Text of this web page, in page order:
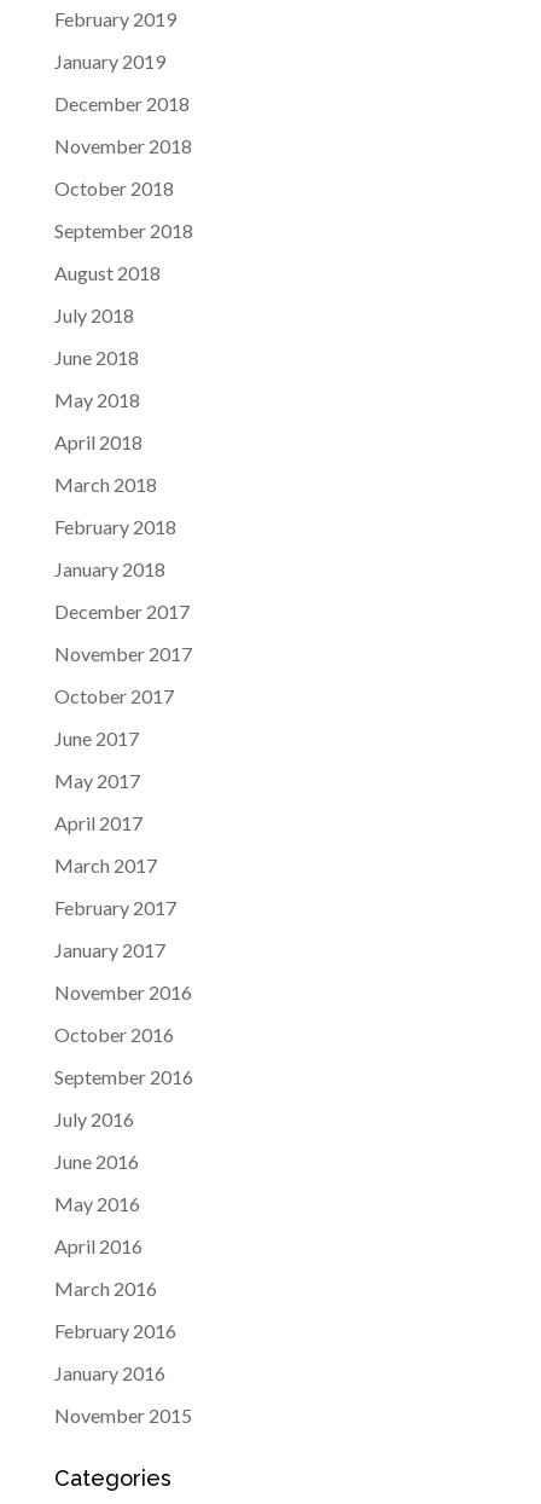
February 2019
January 2019
December 2018
November 2018
October 2018
September 2018
August 2018
July 2018
June 2018
May 2018
April 2018
March 2018
February 2018
January 2018
December 2017
November 2017
October 2017
June 2017
May 2017
April 2017
March 2017
February 2017
January 2017
November 2016
October 2016
September 2016
July 2016
June 2016
May 2016
April 2016
March 2016
February 2016
January 2016
November 2015
Categories